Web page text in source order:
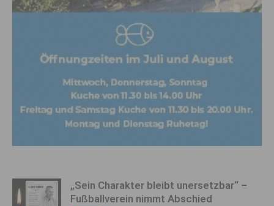
„Sein Charakter bleibt unersetzbar“ –
Fußballverein nimmt Abschied